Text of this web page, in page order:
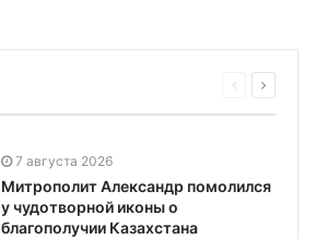
7 августа 2026
Митрополит Александр помолился
у чудотворной иконы о
благополучии Казахстана